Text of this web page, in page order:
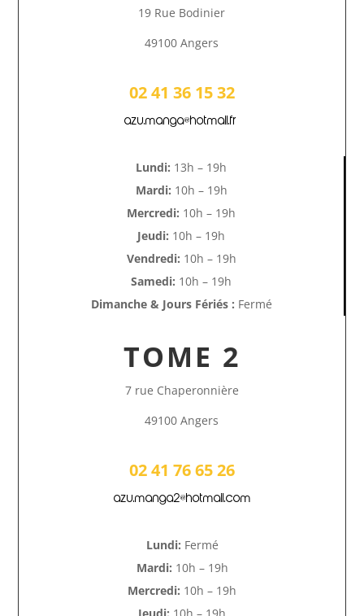
19 Rue Bodinier
49100 Angers
02 41 36 15 32
azu.manga@hotmail.fr
Lundi: 13h – 19h
Mardi: 10h – 19h
Mercredi: 10h – 19h
Jeudi: 10h – 19h
Vendredi: 10h – 19h
Samedi: 10h – 19h
Dimanche & Jours Fériés : Fermé
TOME 2
7 rue Chaperonnière
49100 Angers
02 41 76 65 26
azu.manga2@hotmail.com
Lundi: Fermé
Mardi: 10h – 19h
Mercredi: 10h – 19h